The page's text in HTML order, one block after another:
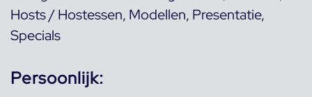
Hosts / Hostessen, Modellen, Presentatie,
Specials
Persoonlijk: